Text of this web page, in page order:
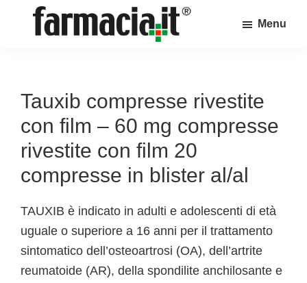
sul
mondo
della
farmacia
online
Menu
Tauxib compresse rivestite
con film – 60 mg compresse
rivestite con film 20
compresse in blister al/al
TAUXIB è indicato in adulti e adolescenti di età
uguale o superiore a 16 anni per il trattamento
sintomatico dell’osteoartrosi (OA), dell’artrite
reumatoide (AR), della spondilite anchilosante e